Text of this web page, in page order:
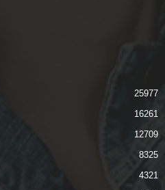
25977
16261
12709
8325
4321